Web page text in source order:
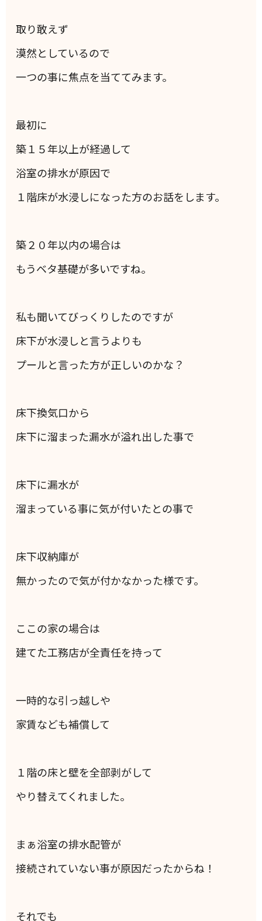
取り敢えず
漠然としているので
一つの事に焦点を当ててみます。
最初に
築１５年以上が経過して
浴室の排水が原因で
１階床が水浸しになった方のお話をします。
築２０年以内の場合は
もうベタ基礎が多いですね。
私も聞いてびっくりしたのですが
床下が水浸しと言うよりも
プールと言った方が正しいのかな？
床下換気口から
床下に溜まった漏水が溢れ出した事で
床下に漏水が
溜まっている事に気が付いたとの事で
床下収納庫が
無かったので気が付かなかった様です。
ここの家の場合は
建てた工務店が全責任を持って
一時的な引っ越しや
家賃なども補償して
１階の床と壁を全部剥がして
やり替えてくれました。
まぁ浴室の排水配管が
接続されていない事が原因だったからね！
それでも